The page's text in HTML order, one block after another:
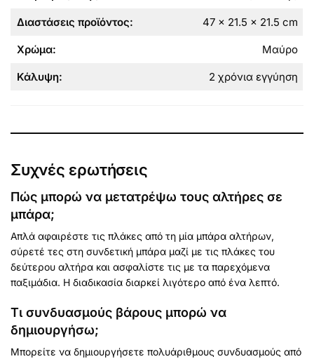
Διαστάσεις προϊόντος: 47 x 21.5 x 21.5 cm
Χρώμα: Μαύρο
Κάλυψη: 2 χρόνια εγγύηση
Συχνές ερωτήσεις
Πώς μπορώ να μετατρέψω τους αλτήρες σε
μπάρα;
Απλά αφαιρέστε τις πλάκες από τη μία μπάρα αλτήρων,
σύρετέ τες στη συνδετική μπάρα μαζί με τις πλάκες του
δεύτερου αλτήρα και ασφαλίστε τις με τα παρεχόμενα
παξιμάδια. Η διαδικασία διαρκεί λιγότερο από ένα λεπτό.
Τι συνδυασμούς βάρους μπορώ να
δημιουργήσω;
Μπορείτε να δημιουργήσετε πολυάριθμους συνδυασμούς από